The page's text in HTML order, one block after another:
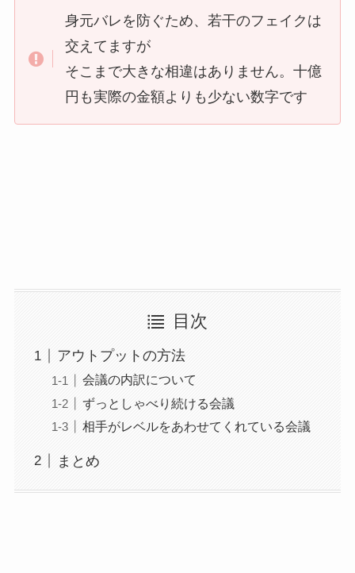
身元バレを防ぐため、若干のフェイクは
交えてますが
そこまで大きな相違はありません。十億
円も実際の金額よりも少ない数字です
目次
アウトプットの方法
会議の内訳について
ずっとしゃべり続ける会議
相手がレベルをあわせてくれている会議
まとめ